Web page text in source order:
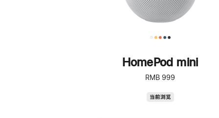
HomePod mini
RMB 999
当前浏览